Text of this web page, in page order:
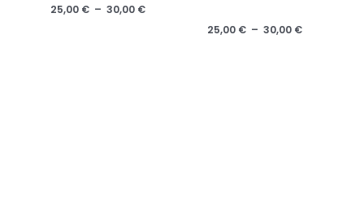
25,00 € – 30,00 €
25,00 € – 30,00 €